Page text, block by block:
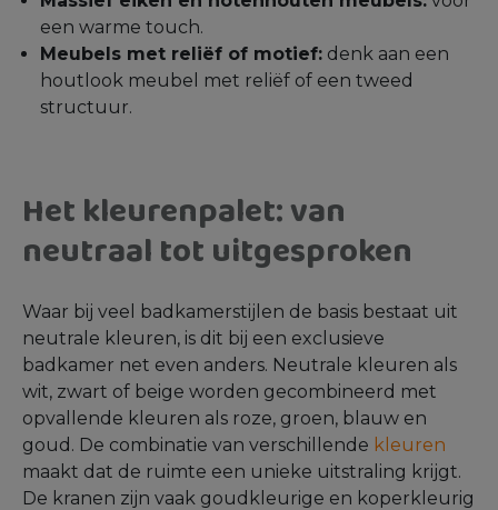
een warme touch.
Meubels met reliëf of motief: denk aan een
houtlook meubel met reliëf of een tweed
structuur.
Het kleurenpalet: van
neutraal tot uitgesproken
Waar bij veel badkamerstijlen de basis bestaat uit
neutrale kleuren, is dit bij een exclusieve
badkamer net even anders. Neutrale kleuren als
wit, zwart of beige worden gecombineerd met
opvallende kleuren als roze, groen, blauw en
goud. De combinatie van verschillende kleuren
maakt dat de ruimte een unieke uitstraling krijgt.
De kranen zijn vaak goudkleurige en koperkleurig